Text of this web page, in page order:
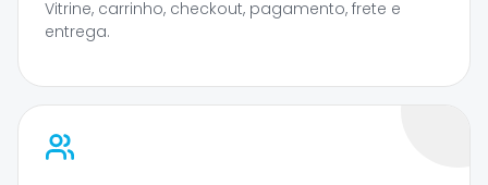
Vitrine, carrinho, checkout, pagamento, frete e
entrega.